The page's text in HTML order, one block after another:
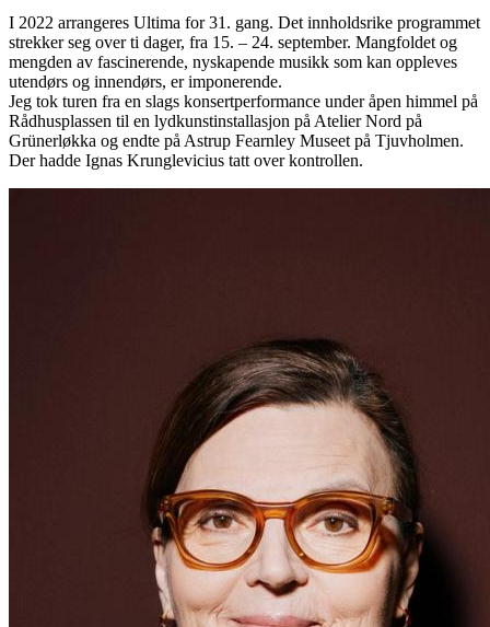
I 2022 arrangeres Ultima for 31. gang. Det innholdsrike programmet
strekker seg over ti dager, fra 15. – 24. september. Mangfoldet og
mengden av fascinerende, nyskapende musikk som kan oppleves
utendørs og innendørs, er imponerende.
Jeg tok turen fra en slags konsertperformance under åpen himmel på
Rådhusplassen til en lydkunstinstallasjon på Atelier Nord på
Grünerløkka og endte på Astrup Fearnley Museet på Tjuvholmen.
Der hadde Ignas Krunglevicius tatt over kontrollen.